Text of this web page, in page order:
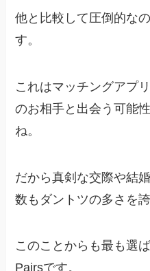
他と比較して圧倒的な
す。
これはマッチングアプ
のお相手と出会う可能
ね。
だから真剣な交際や結
数もダントツの多さを
このことからも最も選
Pairsです。